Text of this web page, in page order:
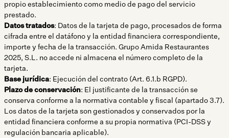
propio establecimiento como medio de pago del servicio
prestado.
Datos tratados: Datos de la tarjeta de pago, procesados de forma
cifrada entre el datáfono y la entidad financiera correspondiente,
importe y fecha de la transacción. Grupo Amida Restaurantes
2025, S.L. no accede ni almacena el número completo de la
tarjeta.
Base jurídica: Ejecución del contrato (Art. 6.1.b RGPD).
Plazo de conservación: El justificante de la transacción se
conserva conforme a la normativa contable y fiscal (apartado 3.7).
Los datos de la tarjeta son gestionados y conservados por la
entidad financiera conforme a su propia normativa (PCI-DSS y
regulación bancaria aplicable).